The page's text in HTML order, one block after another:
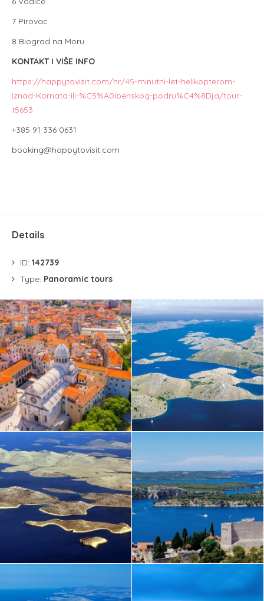
7 Pirovac
8 Biograd na Moru
KONTAKT I VIŠE INFO
https://happytovisit.com/hr/45-minutni-let-helikopterom-
iznad-Kornata-ili-%C5%A0ibenskog-podru%C4%8Dja/tour-
t5653
+385 91 336 0631
booking@happytovisit.com
Details
ID: 142739
Type: Panoramic tours